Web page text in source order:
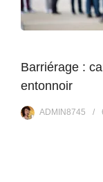
Barriérage :
entonnoir
ADMIN8745